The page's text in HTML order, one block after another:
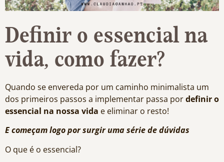
Definir o essencial na
vida, como fazer?
Quando se envereda por um caminho minimalista um
dos primeiros passos a implementar passa pordefinir o
essencial na nossa vida e eliminar o resto!
E começam logo por surgir uma série de dúvidas
O que é o essencial?